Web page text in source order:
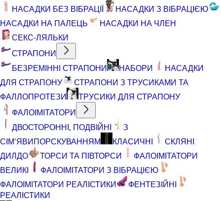
НАСАДКИ БЕЗ ВІБРАЦІЇ
НАСАДКИ З ВІБРАЦІЄЮ
НАСАДКИ НА ПАЛЕЦЬ
НАСАДКИ НА ЧЛЕН
СЕКС-ЛЯЛЬКИ
СТРАПОНИ
БЕЗРЕМІННІ СТРАПОНИ
НАБОРИ
НАСАДКИ
ДЛЯ СТРАПОНУ
СТРАПОНИ З ТРУСИКАМИ ТА
ФАЛЛОПРОТЕЗИ
ТРУСИКИ ДЛЯ СТРАПОНУ
ФАЛОІМІТАТОРИ
ДВОСТОРОННІ, ПОДВІЙНІ
З
СІМ'ЯВИПОРСКУВАННЯМ
КЛАСИЧНІ
СКЛЯНІ
ДИЛДО
ТОРСИ ТА ПІВТОРСИ
ФАЛОІМІТАТОРИ
ВЕЛИКІ
ФАЛОІМІТАТОРИ З ВІБРАЦІЄЮ
ФАЛОІМІТАТОРИ РЕАЛІСТИКИ
ФЕНТЕЗІЙНІ
РЕАЛІСТИКИ